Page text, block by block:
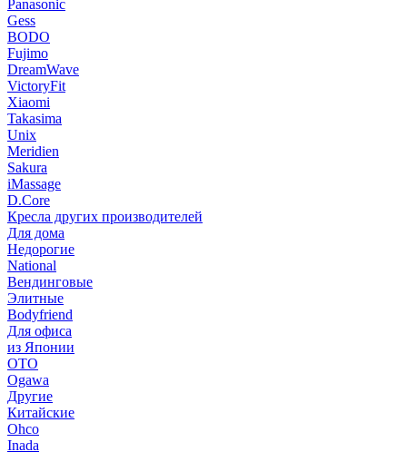
Panasonic
Gess
BODO
Fujimo
DreamWave
VictoryFit
Xiaomi
Takasima
Unix
Meridien
Sakura
iMassage
D.Core
Кресла других производителей
Для дома
Недорогие
National
Вендинговые
Элитные
Bodyfriend
Для офиса
из Японии
OTO
Ogawa
Другие
Китайские
Ohco
Inada